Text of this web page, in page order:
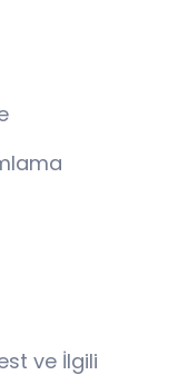
ve İlgili